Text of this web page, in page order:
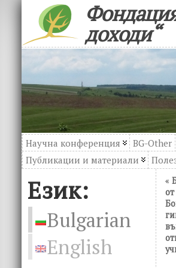
доходи“
Научна конференция BG-Other
Публикации и материали
Език:
Bulgarian
English
«